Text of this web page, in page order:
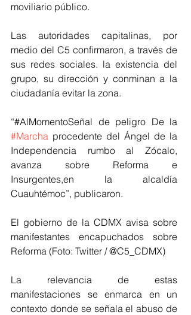
moviliario público.
Las autoridades capitalinas, por
medio del C5 confirmaron, a través de
sus redes sociales. la existencia del
grupo, su dirección y conminan a la
ciudadanía evitar la zona.
#Marcha procedente del Ángel de la
Independencia rumbo al Zócalo,
avanza sobre Reforma e
Insurgentes,en la alcaldía
Cuauhtémoc”, publicaron.
El gobierno de la CDMX avisa sobre
manifestantes encapuchados sobre
Reforma (Foto: Twitter / @C5_CDMX)
La relevancia de estas
manifestaciones se enmarca en un
contexto donde se señala el abuso de